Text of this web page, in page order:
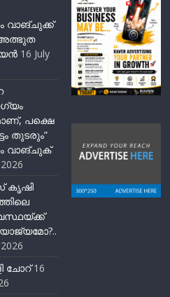
വാങ്ചുക്ക്
16 July
പക്ഷെ
തുടരും”
വാങ്ചുക്
കൃഷി
ചോറ് 16